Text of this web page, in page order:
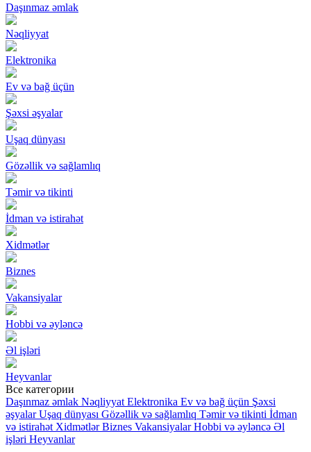
Daşınmaz əmlak
Nəqliyyat
Elektronika
Ev və bağ üçün
Şəxsi əşyalar
Uşaq dünyası
Gözəllik və sağlamlıq
Təmir və tikinti
İdman və istirahət
Xidmətlər
Biznes
Vakansiyalar
Hobbi və əyləncə
Əl işləri
Heyvanlar
Все категории
Daşınmaz əmlak Nəqliyyat Elektronika Ev və bağ üçün Şəxsi
əşyalar Uşaq dünyası Gözəllik və sağlamlıq Təmir və tikinti İdman
və istirahət Xidmətlər Biznes Vakansiyalar Hobbi və əyləncə Əl
işləri Heyvanlar